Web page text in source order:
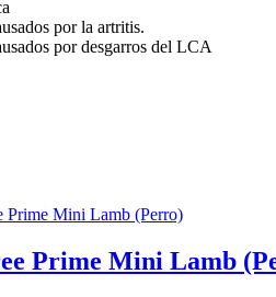
​​por la artritis.
​​por desgarros del LCA
Prime Mini Lamb